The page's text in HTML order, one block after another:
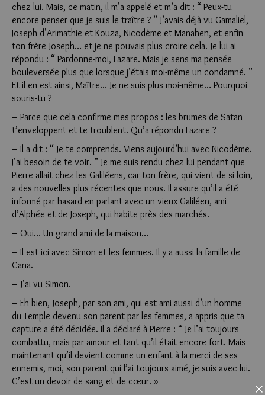
chez lui. Mais, ce matin, il m’a appelé et m’a dit : “ Peux-tu
encore penser que je suis le traître ? ” J’avais déjà vu Gamaliel,
Joseph d’Arimathie et Kouza, Nicodème et Manahen, et enfin
ton frère Joseph… et je ne pouvais plus croire cela. Je lui ai
répondu : “ Pardonne-moi, Lazare. Mais je sens ma pensée
bouleversée plus que lorsque j’étais moi-même un condamné. ”
Et il en est ainsi, Maître… Je ne suis plus moi-même… Pourquoi
souris-tu ?
– Parce que cela confirme mes propos : les brumes de Satan
t’enveloppent et te troublent. Qu’a répondu Lazare ?
– Il a dit : “ Je te comprends. Viens aujourd’hui avec Nicodème.
J’ai besoin de te voir. ” Je me suis rendu chez lui pendant que
Pierre allait chez les Galiléens, car ton frère, qui vient de si loin,
a des nouvelles plus récentes que nous. Il assure qu’il a été
informé par hasard en parlant avec un vieux Galiléen, ami
d’Alphée et de Joseph, qui habite près des marchés.
– Oui… Un grand ami de la maison…
– Il est ici avec Simon et les femmes. Il y a aussi la famille de
Cana.
– J’ai vu Simon.
– Eh bien, Joseph, par son ami, qui est ami aussi d’un homme
du Temple devenu son parent par les femmes, a appris que ta
capture a été décidée. Il a déclaré à Pierre : “ Je l’ai toujours
combattu, mais par amour et tant qu’il était encore fort. Mais
maintenant qu’il devient comme un enfant à la merci de ses
ennemis, moi, son parent qui l’ai toujours aimé, je suis avec lui.
C’est un devoir de sang et de cœur. »